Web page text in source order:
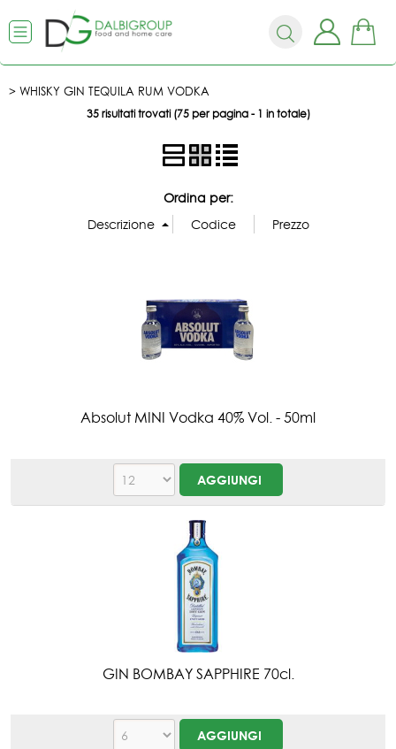
WHISKY GIN TEQUILA RUM VODKA
35 risultati trovati (75 per pagina - 1 in totale)
Ordina per:
Absolut MINI Vodka 40% Vol. - 50ml
GIN BOMBAY SAPPHIRE 70cl.